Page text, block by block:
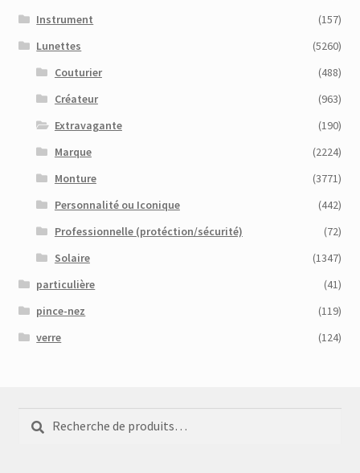
Instrument
(157)
Lunettes
(5260)
Couturier
(488)
Créateur
(963)
Extravagante
(190)
Marque
(2224)
Monture
(3771)
Personnalité ou Iconique
(442)
Professionnelle (protéction/sécurité)
(72)
Solaire
(1347)
particulière
(41)
pince-nez
(119)
verre
(124)
Recherche
pour :
Recherche